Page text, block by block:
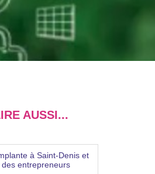
AUSSI...
à Saint-Denis et
des entrepreneurs